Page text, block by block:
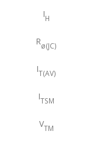
IH
Rø(JC)
IT(AV)
ITSM
VTM